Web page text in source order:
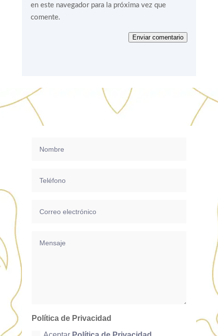
en este navegador para la próxima vez que
comente.
Enviar comentario
Política de Privacidad